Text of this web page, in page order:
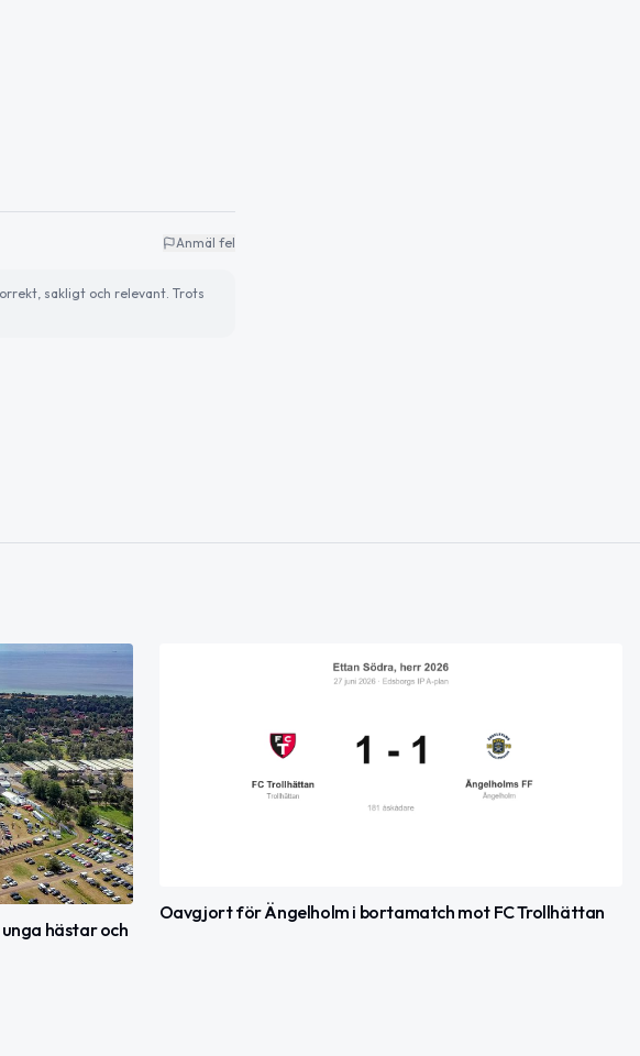
Anmäl fel
sakligt och relevant. Trots
hästar och
Oavgjort för Ängelholm i bortamatch mot FC Trollhättan